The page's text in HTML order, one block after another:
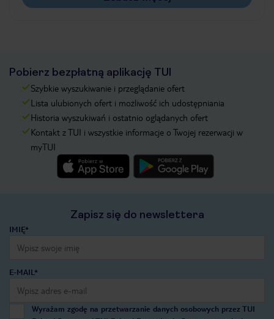
Pobierz bezpłatną aplikację TUI
Szybkie wyszukiwanie i przeglądanie ofert
Lista ulubionych ofert i możliwość ich udostępniania
Historia wyszukiwań i ostatnio oglądanych ofert
Kontakt z TUI i wszystkie informacje o Twojej rezerwacji w
myTUI
Zapisz się do newslettera
IMIĘ*
E-MAIL*
Wyrażam zgodę na przetwarzanie danych osobowych przez TUI